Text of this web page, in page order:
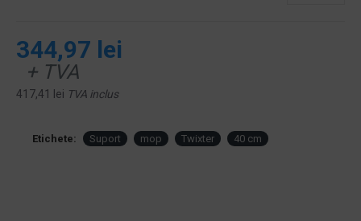
344,97 lei
+ TVA
417,41 lei TVA inclus
Etichete: Suport mop Twixter 40 cm